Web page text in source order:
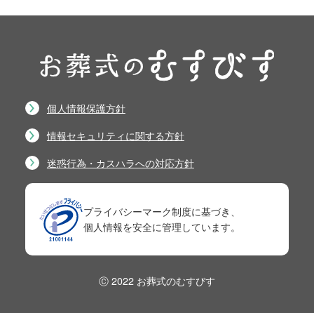
個人情報保護方針
情報セキュリティに関する方針
迷惑行為・カスハラへの対応方針
プライバシーマーク制度に基づき、
個人情報を安全に管理しています。
Ⓒ 2022 お葬式のむすびす